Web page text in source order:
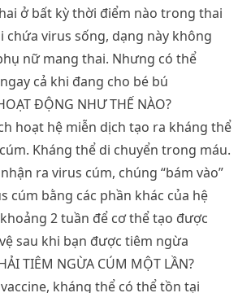
ở bất kỳ thời điểm nào trong thai
chứa virus sống, dạng này không
nữ mang thai. Nhưng có thể
cả khi đang cho bé bú
ĐỘNG NHƯ THẾ NÀO?
hoạt hệ miễn dịch tạo ra kháng thể
Kháng thể di chuyển trong máu.
ra virus cúm, chúng “bám vào”
cúm bằng các phần khác của hệ
2 tuần để cơ thể tạo được
sau khi bạn được tiêm ngừa
TIÊM NGỪA CÚM MỘT LẦN?
kháng thể có thể tồn tại